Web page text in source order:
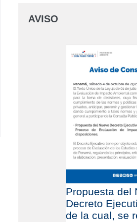
AVISO
Propuesta del
Decreto
de la cual, se